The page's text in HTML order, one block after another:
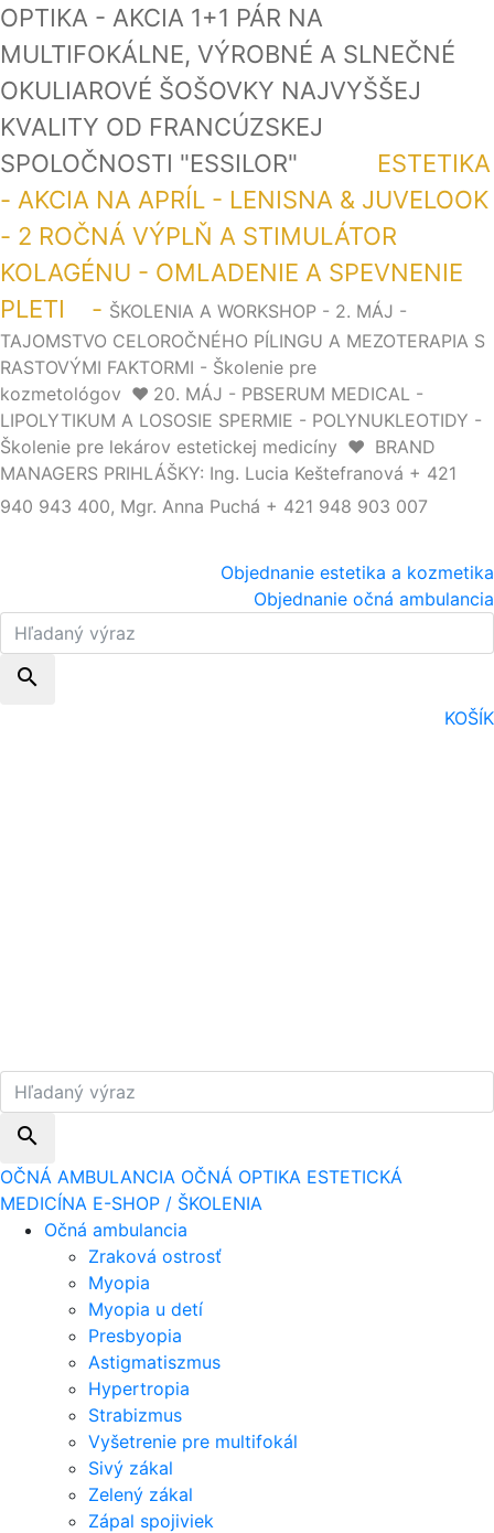
OPTIKA - AKCIA 1+1 PÁR NA
MULTIFOKÁLNE, VÝROBNÉ A SLNEČNÉ
OKULIAROVÉ ŠOŠOVKY NAJVYŠŠEJ
KVALITY OD FRANCÚZSKEJ
SPOLOČNOSTI "ESSILOR" ESTETIKA
- AKCIA NA APRÍL - LENISNA & JUVELOOK
- 2 ROČNÁ VÝPLŇ A STIMULÁTOR
KOLAGÉNU - OMLADENIE A SPEVNENIE
PLETI - ŠKOLENIA A WORKSHOP - 2. MÁJ -
TAJOMSTVO CELOROČNÉHO PÍLINGU A MEZOTERAPIA S
RASTOVÝMI FAKTORMI - Školenie pre
kozmetológov ❤️ 20. MÁJ - PBSERUM MEDICAL -
LIPOLYTIKUM A LOSOSIE SPERMIE - POLYNUKLEOTIDY -
Školenie pre lekárov estetickej medicíny ❤️ BRAND
MANAGERS PRIHLÁŠKY: Ing. Lucia Keštefranová + 421
940 943 400, Mgr. Anna Puchá + 421 948 903 007
Objednanie estetika a kozmetika
Objednanie očná ambulancia
search
KOŠÍK
search
OČNÁ AMBULANCIA OČNÁ OPTIKA ESTETICKÁ
MEDICÍNA E-SHOP / ŠKOLENIA
Očná ambulancia
Zraková ostrosť
Myopia
Myopia u detí
Presbyopia
Astigmatiszmus
Hypertropia
Strabizmus
Vyšetrenie pre multifokál
Sivý zákal
Zelený zákal
Zápal spojiviek